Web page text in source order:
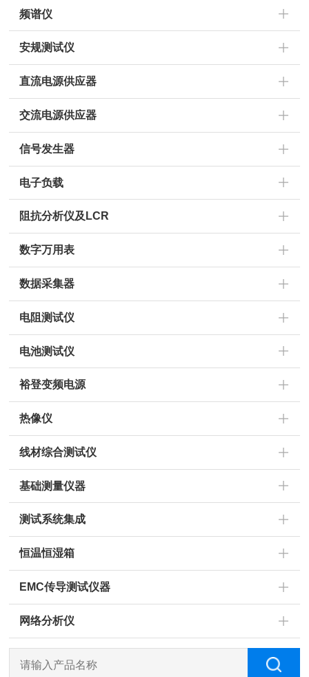
频谱仪
安规测试仪
直流电源供应器
交流电源供应器
信号发生器
电子负载
阻抗分析仪及LCR
数字万用表
数据采集器
电阻测试仪
电池测试仪
裕登变频电源
热像仪
线材综合测试仪
基础测量仪器
测试系统集成
恒温恒湿箱
EMC传导测试仪器
网络分析仪